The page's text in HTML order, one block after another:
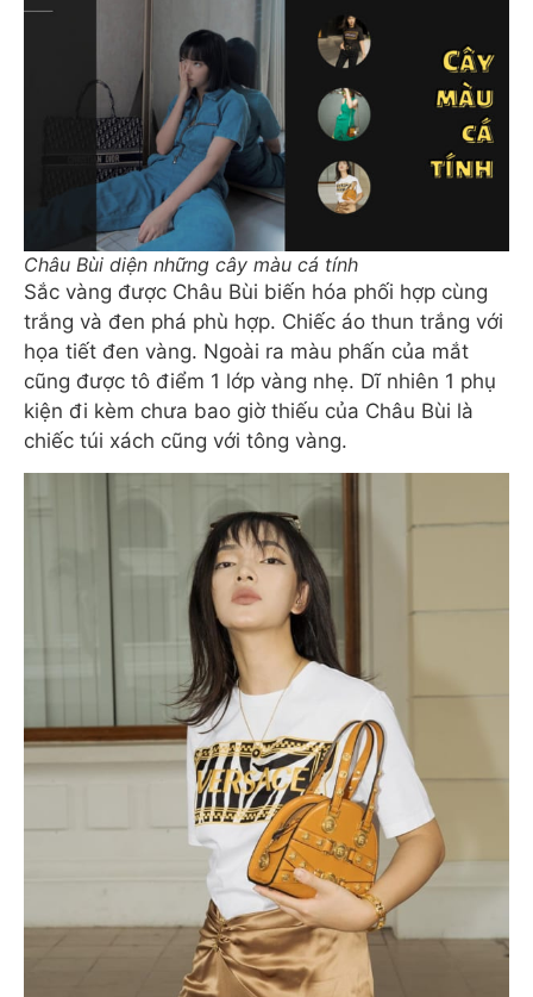
Châu Bùi diện những cây màu cá tính
Sắc vàng được Châu Bùi biến hóa phối hợp cùng
trắng và đen phá phù hợp. Chiếc áo thun trắng với
họa tiết đen vàng. Ngoài ra màu phấn của mắt
cũng được tô điểm 1 lớp vàng nhẹ. Dĩ nhiên 1 phụ
kiện đi kèm chưa bao giờ thiếu của Châu Bùi là
chiếc túi xách cũng với tông vàng.